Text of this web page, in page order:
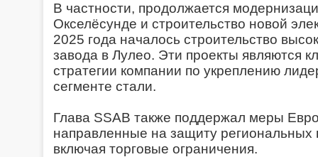
В частности, продолжается
Окселёсунде и строительство новой
2025 года началось строительство
завода в Лулео. Эти проекты являются
стратегии компании по укреплению
сегменте стали.
Глава SSAB также поддержал меры
направленные на защиту региональных
включая торговые ограничения.